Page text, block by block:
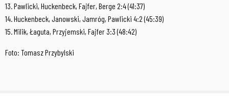
13. Pawlicki, Huckenbeck, Fajfer, Berge 2:4 (41:37)
14. Huckenbeck, Janowski, Jamróg, Pawlicki 4:2 (45:39)
15. Milik, Łaguta, Przyjemski, Fajfer 3:3 (48:42)
Foto: Tomasz Przybylski